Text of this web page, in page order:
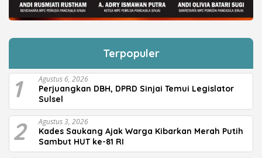
Terpopuler
1 Agustus 6, 2026
Perjuangkan DBH, DPRD Sinjai Temui Legislator
Sulsel
2 Agustus 3, 2026
Kades Saukang Ajak Warga Kibarkan Merah Putih
Sambut HUT ke-81 RI